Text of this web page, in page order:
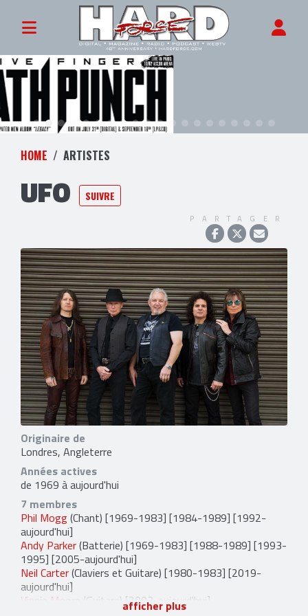
HOME ARTISTES
UFO SUIVRE
PARTAGER
Originaire de
Londres, Angleterre
Années actives
de 1969 à aujourd'hui
7 membres
Phil Mogg(Chant) [1969-1983] [1984-1989] [1992-
aujourd'hui]
Andy Parker(Batterie) [1969-1983] [1988-1989] [1993-
1995] [2005-aujourd'hui]
Neil Carter(Claviers et Guitare) [1980-1983] [2019-
aujourd'hui]
Vinnie Moore
(Guitare) [2003-aujourd'hui]
afficher plus